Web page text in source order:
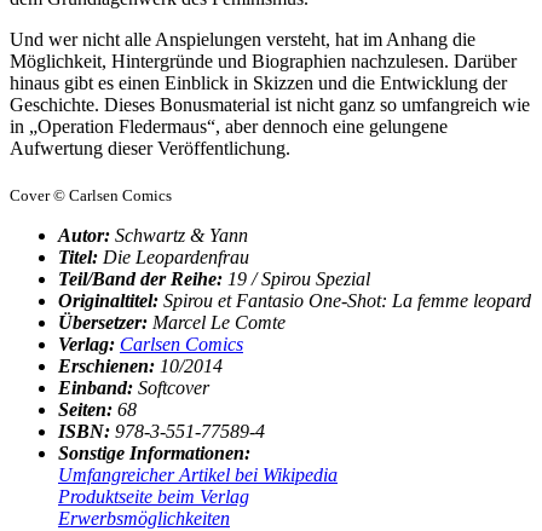
Und wer nicht alle Anspielungen versteht, hat im Anhang die
Möglichkeit, Hintergründe und Biographien nachzulesen. Darüber
hinaus gibt es einen Einblick in Skizzen und die Entwicklung der
Geschichte. Dieses Bonusmaterial ist nicht ganz so umfangreich wie
in „Operation Fledermaus“, aber dennoch eine gelungene
Aufwertung dieser Veröffentlichung.
Cover © Carlsen Comics
Autor: Schwartz & Yann
Titel: Die Leopardenfrau
Teil/Band der Reihe: 19 / Spirou Spezial
Originaltitel: Spirou et Fantasio One-Shot: La femme leopard
Übersetzer: Marcel Le Comte
Verlag: Carlsen Comics
Erschienen: 10/2014
Einband: Softcover
Seiten: 68
ISBN: 978-3-551-77589-4
Sonstige Informationen:
Umfangreicher Artikel bei Wikipedia
Produktseite beim Verlag
Erwerbsmöglichkeiten